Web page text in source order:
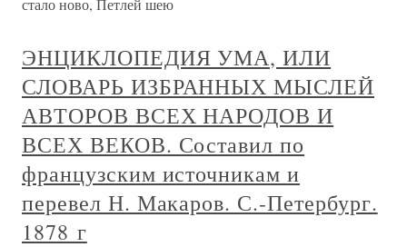
стало ново, Петлей шею
ЭНЦИКЛОПЕДИЯ УМА, ИЛИ
СЛОВАРЬ ИЗБРАННЫХ МЫСЛЕЙ
АВТОРОВ ВСЕХ НАРОДОВ И
ВСЕХ ВЕКОВ. Составил по
французским источникам и
перевел Н. Макаров. С.-Петербург.
1878 г